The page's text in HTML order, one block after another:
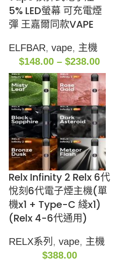
5% LED螢幕 可充電煙
彈 王嘉爾同款VAPE
ELFBAR, vape, 主機
$148.00 – $238.00
Relx Infinity 2 Relx 6代
悅刻6代電子煙主機(單
機x1 + Type-C 綫x1)
(Relx 4-6代通用)
RELX系列 , vape, 主機
$388.00